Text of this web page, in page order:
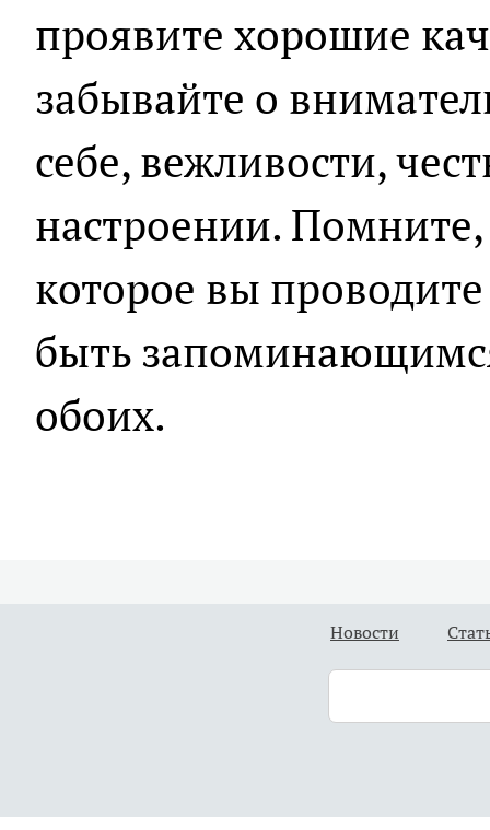
проявите хорошие
забывайте о
себе, вежливости,
настроении. Помните,
которое вы
быть
обоих.
Новости